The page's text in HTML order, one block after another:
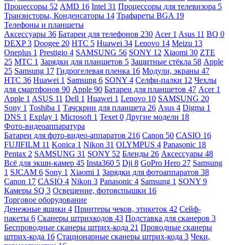
Процессоры 52 AMD 16 Intel 31 Процессоры для телевизора 5
Транзисторы, Конденсаторы 14 Трафареты BGA 19
Телефоны и планшеты
Аксессуары 36 Батареи для телефонов 230 Acer 1 Asus 11 BQ 0
DEXP3 Doogee 20 HTC 5 Huawei 34 Lenovo 14 Meizu 13
Oneplus 1 Prestigio 4 SAMSUNG 56 SONY 12 Xiaomi 30 ZTE
25 МТС 1 Зарядки для планшетов 5 Защитные стёкла 58 Apple
25 Samsung 17 Гидрогелевая пленка 16 Модули, экраны 47
HTC 36 Huawei 1 Samsung 6 SONY 4 Селфи-палки 12 Чехлы
для смартфонов 90 Apple 90 Батареи для планшетов 47 Acer 1
Apple 1 ASUS 11 Dell 1 Huawei 1 Lenovo 10 SAMSUNG 20
Sony 1 Toshiba 1 Тачскрин для планшета 26 Asus 4 Digma 1
DNS 1 Explay 1 Microsoft 1 Texet 0 Другие модели 18
Фото-видеоаппаратура
Батареи для фото-видео-аппаратов 216 Canon 50 CASIO 16
FUJIFILM 11 Konica 1 Nikon 31 OLYMPUS 4 Panasonic 18
Pentax 2 SAMSUNG 31 SONY 52 Бленды 26 Аксессуары 48
Всё для экшн-камер 45 Insta360 5 Dji 8 GoPro Hero 27 Samsung
1 SJCAM 6 Sony 1 Xiaomi 1 Зарядки для фотоаппаратов 38
Canon 17 CASIO 4 Nikon 3 Panasonic 4 Samsung 1 SONY 9
Камеры SQ 3 Освещение, фотовспышки 16
Торговое оборудование
Денежные ящики 4 Принтеры чеков, этикеток 42 Сейф-
пакеты 6 Сканеры штрихкодов 43 Подставка для сканеров 3
Беспроводные сканеры штрих-кода 21 Проводные сканеры
штрих-кода 16 Стационарные сканеры штрих-кода 3 Чеки,